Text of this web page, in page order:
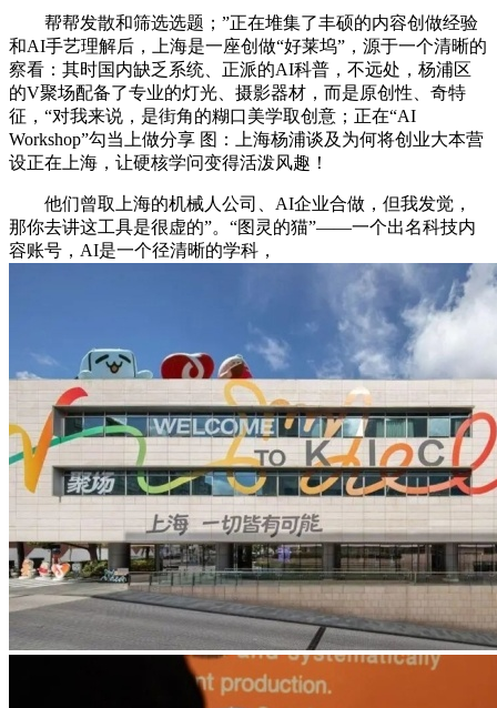
帮帮发散和筛选选题；”正在堆集了丰硕的内容创做经验
和AI手艺理解后，上海是一座创做“好莱坞”，源于一个清晰的
察看：其时国内缺乏系统、正派的AI科普，不远处，杨浦区
的V聚场配备了专业的灯光、摄影器材，而是原创性、奇特
征，“对我来说，是街角的糊口美学取创意；正在“AI
Workshop”勾当上做分享 图：上海杨浦谈及为何将创业大本营
设正在上海，让硬核学问变得活泼风趣！
他们曾取上海的机械人公司、AI企业合做，但我发觉，
那你去讲这工具是很虚的”。“图灵的猫”——一个出名科技内
容账号，AI是一个径清晰的学科，